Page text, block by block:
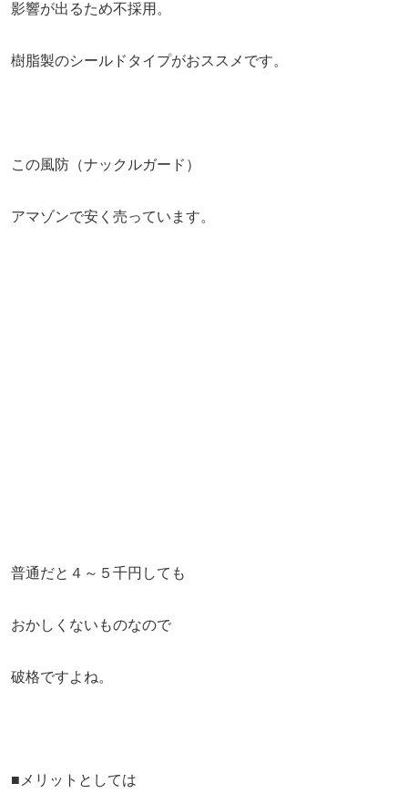
影響が出るため不採用。
樹脂製のシールドタイプがおススメです。
この風防（ナックルガード）
アマゾンで安く売っています。
普通だと４～５千円しても
おかしくないものなので
破格ですよね。
■メリットとしては